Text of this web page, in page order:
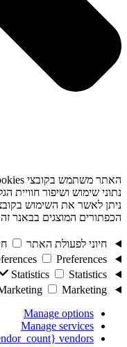
נתוני שימוש ושיפור חוויית
הכפתורים המוצגים בבאנר
חיוני לפעולת האתר
Preferences
Statistics
Statistics
Marketing
Manage options
Manage services
vendors